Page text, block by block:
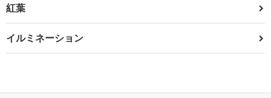
紅葉
イルミネーション